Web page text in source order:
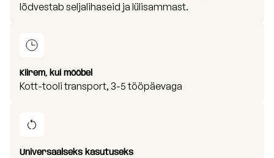
lõdvestab seljalihaseid ja lülisammast.
Kiirem, kui mööbel
Kott-tooli transport, 3-5 tööpäevaga
Universaalseks kasutuseks